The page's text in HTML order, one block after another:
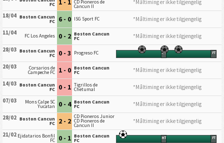
FC 1 - 1 CD Pioneros de
Cancun II
*Måltiming er ikke tilgjengelig
18/04 Boston Cancun
FC 6 - 0 ISG Sport FC
*Måltiming er ikke tilgjengelig
11/04
FC Los Angeles 0 - 2 Boston Cancun
FC
*Måltiming er ikke tilgjengelig
28/03 Boston Cancun
FC 0 - 3 Progreso FC HT FT
20/03 Corsarios de
Campeche FC 1 - 0 Boston Cancun
FC
*Måltiming er ikke tilgjengelig
14/03 Boston Cancun
FC 0 - 1 Tigrillos de
Chetumal
*Måltiming er ikke tilgjengelig
07/03
Mons Calpe SC
Yucatan 0 - 4 Boston Cancun
FC
*Måltiming er ikke tilgjengelig
28/02 Boston Cancun
FC 2 - 2 CD Pioneros Junior
CD Pioneros de
Cancun II
*Måltiming er ikke tilgjengelig
21/02 Ejidatarios Bonfil
FC 0 - 1 Boston Cancun
FC HT FT